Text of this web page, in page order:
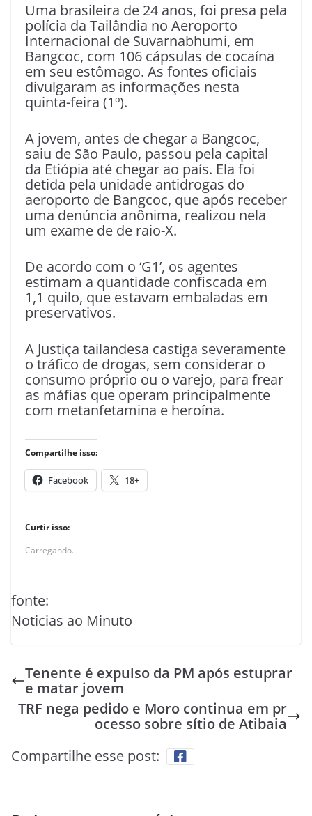
Uma brasileira de 24 anos, foi presa pela
polícia da Tailândia no Aeroporto
Internacional de Suvarnabhumi, em
Bangcoc, com 106 cápsulas de cocaína
em seu estômago. As fontes oficiais
divulgaram as informações nesta
quinta-feira (1º).
A jovem, antes de chegar a Bangcoc,
saiu de São Paulo, passou pela capital
da Etiópia até chegar ao país. Ela foi
detida pela unidade antidrogas do
aeroporto de Bangcoc, que após receber
uma denúncia anônima, realizou nela
um exame de de raio-X.
De acordo com o ‘G1’, os agentes
estimam a quantidade confiscada em
1,1 quilo, que estavam embaladas em
preservativos.
A Justiça tailandesa castiga severamente
o tráfico de drogas, sem considerar o
consumo próprio ou o varejo, para frear
as máfias que operam principalmente
com metanfetamina e heroína.
Compartilhe isso:
Facebook 18+
Curtir isso:
Carregando...
fonte:
Noticias ao Minuto
Tenente é expulso da PM após estuprar
e matar jovem
TRF nega pedido e Moro continua em pr
ocesso sobre sítio de Atibaia
Compartilhe esse post: